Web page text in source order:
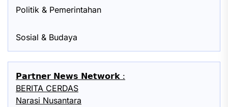
Politik & Pemerintahan
Sosial & Budaya
𝗣𝗮𝗿𝘁𝗻𝗲𝗿 𝗡𝗲𝘄𝘀 𝗡𝗲𝘁𝘄𝗼𝗿𝗸 :
BERITA CERDAS
Narasi Nusantara